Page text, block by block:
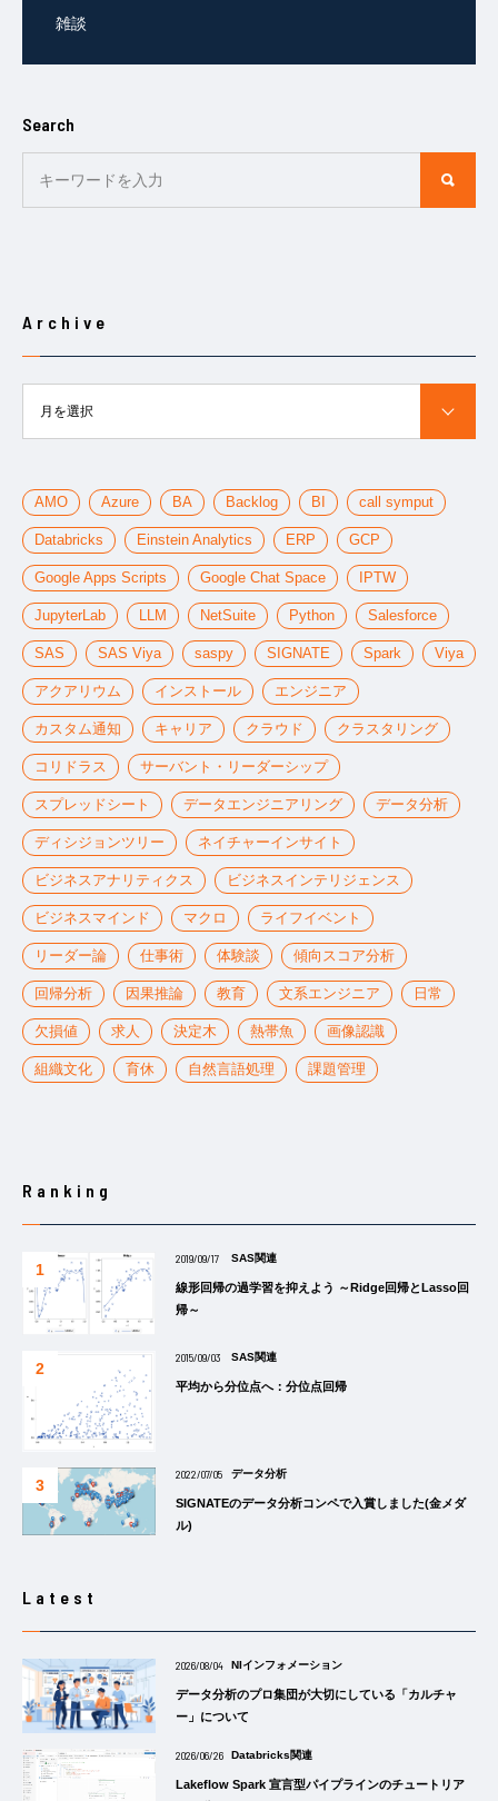
雑談
Search
Archive
月を選択
AMO Azure BA Backlog BI call symput
Databricks Einstein Analytics ERP GCP
Google Apps Scripts Google Chat Space IPTW
JupyterLab LLM NetSuite Python Salesforce
SAS SAS Viya saspy SIGNATE Spark Viya
アクアリウム インストール エンジニア
カスタム通知 キャリア クラウド クラスタリング
コリドラス サーバント・リーダーシップ
スプレッドシート データエンジニアリング データ分析
ディシジョンツリー ネイチャーインサイト
ビジネスアナリティクス ビジネスインテリジェンス
ビジネスマインド マクロ ライフイベント
リーダー論 仕事術 体験談 傾向スコア分析
回帰分析 因果推論 教育 文系エンジニア 日常
欠損値 求人 決定木 熱帯魚 画像認識
組織文化 育休 自然言語処理 課題管理
Ranking
2019/09/17 SAS関連
線形回帰の過学習を抑えよう ～Ridge回帰とLasso回
帰～
2015/09/03 SAS関連
平均から分位点へ：分位点回帰
2022/07/05 データ分析
SIGNATEのデータ分析コンペで入賞しました(金メダ
ル)
Latest
2026/08/04 NIインフォメーション
データ分析のプロ集団が大切にしている「カルチャ
ー」について
2026/06/26 Databricks関連
Lakeflow Spark 宣言型パイプラインのチュートリア